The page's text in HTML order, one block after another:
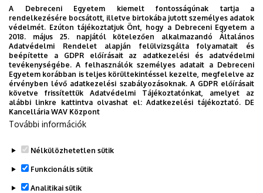
Épület
Matematikai és
Földtudományi épület
Emelet, ajtó
1. emelet, M126 (oktatói
szoba)
Weboldal
Szervezeti weboldal
Tudóstér profil
Legutóbbi frissítés: 2023. 06. 14. 10:09
A Debreceni Egyetem kiemelt fontosságúnak tartja a
rendelkezésére bocsátott, illetve birtokába jutott személyes adatok
védelmét. Ezúton tájékoztatjuk Önt, hogy a Debreceni Egyetem a
2018. május 25. napjától kötelezően alkalmazandó Általános
Adatvédelmi Rendelet alapján felülvizsgálta folyamatait és
beépítette a GDPR előírásait az adatkezelési és adatvédelmi
tevékenységébe. A felhasználók személyes adatait a Debreceni
Egyetem korábban is teljes körültekintéssel kezelte, megfelelve az
érvényben lévő adatkezelési szabályozásoknak. A GDPR előírásait
követve frissítettük Adatvédelmi Tájékoztatónkat, amelyet az
alábbi linkre kattintva olvashat el:Adatkezelési tájékoztató. DE
Kancellária WAV Központ
További információk
Nélkülözhetetlen sütik
Funkcionális sütik
Analitikai sütik